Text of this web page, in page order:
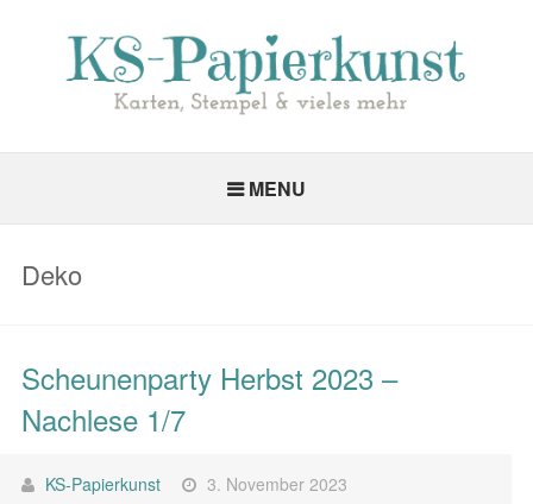
MENU
Deko
Scheunenparty Herbst 2023 –
Nachlese 1/7
KS-Papierkunst
3. November 2023